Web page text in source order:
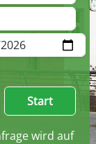
Start
wird auf